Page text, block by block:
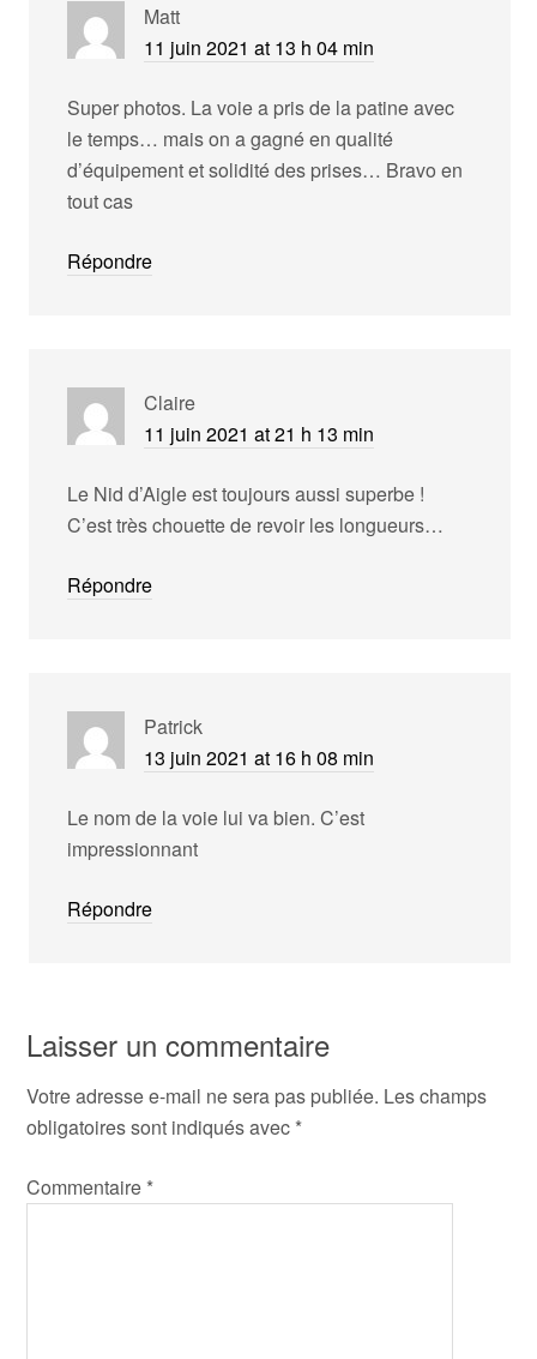
Matt
11 juin 2021 at 13 h 04 min
Super photos. La voie a pris de la patine avec
le temps… mais on a gagné en qualité
d’équipement et solidité des prises… Bravo en
tout cas
Répondre
Claire
11 juin 2021 at 21 h 13 min
Le Nid d’Aigle est toujours aussi superbe !
C’est très chouette de revoir les longueurs…
Répondre
Patrick
13 juin 2021 at 16 h 08 min
Le nom de la voie lui va bien. C’est
impressionnant
Répondre
Laisser un commentaire
Votre adresse e-mail ne sera pas publiée. Les champs
obligatoires sont indiqués avec *
Commentaire *